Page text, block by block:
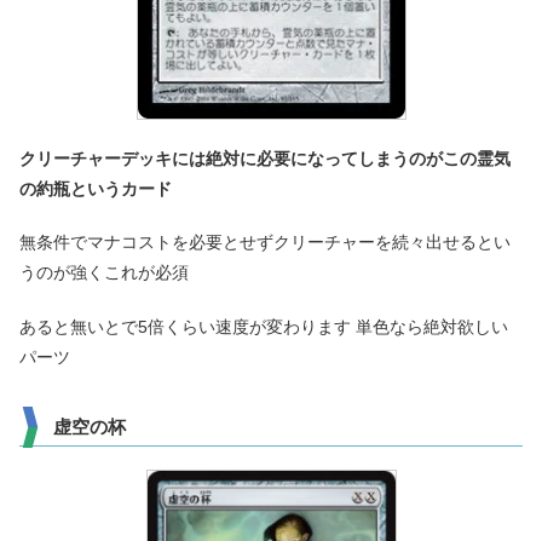
クリーチャーデッキには絶対に必要になってしまうのがこの霊気
の約瓶というカード
無条件でマナコストを必要とせずクリーチャーを続々出せるとい
うのが強くこれが必須
あると無いとで5倍くらい速度が変わります 単色なら絶対欲しい
パーツ
虚空の杯